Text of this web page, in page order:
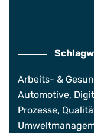
Arbeits- &
Automotive,
Prozesse,